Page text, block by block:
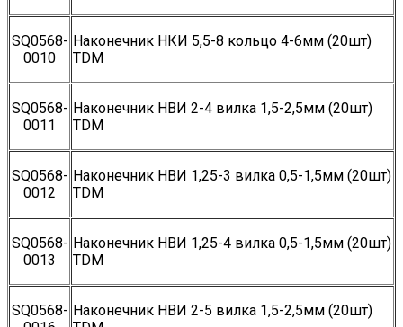
SQ0568-
0010
Наконечник НКИ 5,5-8 кольцо 4-6мм (20шт)
TDM
SQ0568-
0011
Наконечник НВИ 2-4 вилка 1,5-2,5мм (20шт)
TDM
SQ0568-
0012
Наконечник НВИ 1,25-3 вилка 0,5-1,5мм (20шт)
TDM
SQ0568-
0013
Наконечник НВИ 1,25-4 вилка 0,5-1,5мм (20шт)
TDM
SQ0568- Наконечник НВИ 2-5 вилка 1,5-2,5мм (20шт)